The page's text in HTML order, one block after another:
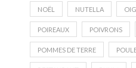
NOËL NUTELLA
POIREAUX POIVRONS
POMMES DE TERRE